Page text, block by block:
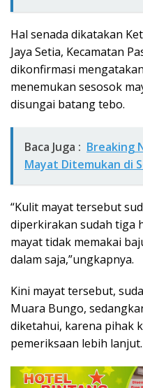
Hal senada dikatakan
Jaya Setia, Kecamatan
dikonfirmasi
menemukan sesosok
disungai batang tebo.
Baca Juga : Breaking
Mayat Ditemukan di
“Kulit mayat tersebut
diperkirakan sudah tiga
mayat tidak memakai
dalam saja,”ungkapnya.
Kini mayat tersebut,
Muara Bungo,
diketahui, karena pihak
pemeriksaan lebih